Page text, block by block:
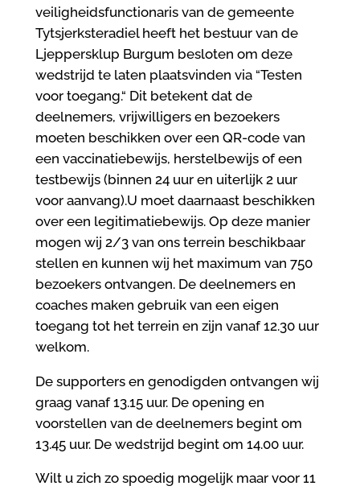
veiligheidsfunctionaris van de gemeente
Tytsjerksteradiel heeft het bestuur van de
Ljeppersklup Burgum besloten om deze
wedstrijd te laten plaatsvinden via “Testen
voor toegang.“ Dit betekent dat de
deelnemers, vrijwilligers en bezoekers
moeten beschikken over een QR-code van
een vaccinatiebewijs, herstelbewijs of een
testbewijs (binnen 24 uur en uiterlijk 2 uur
voor aanvang).U moet daarnaast beschikken
over een legitimatiebewijs. Op deze manier
mogen wij 2/3 van ons terrein beschikbaar
stellen en kunnen wij het maximum van 750
bezoekers ontvangen. De deelnemers en
coaches maken gebruik van een eigen
toegang tot het terrein en zijn vanaf 12.30 uur
welkom.
De supporters en genodigden ontvangen wij
graag vanaf 13.15 uur. De opening en
voorstellen van de deelnemers begint om
13.45 uur. De wedstrijd begint om 14.00 uur.
Wilt u zich zo spoedig mogelijk maar voor 11